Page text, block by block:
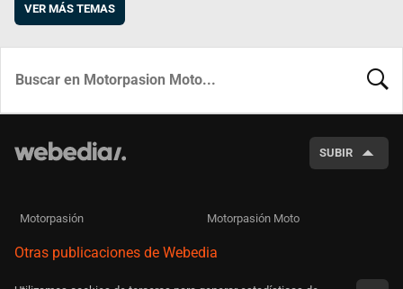
VER MÁS TEMAS
SUBIR
Motorpasión Motorpasión Moto
Otras publicaciones de Webedia